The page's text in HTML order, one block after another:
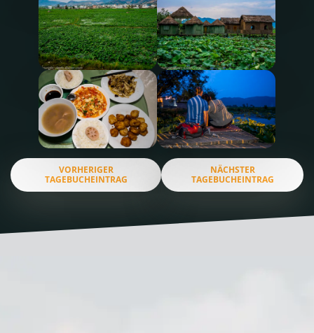
VORHERIGER
TAGEBUCHEINTRAG
NÄCHSTER
TAGEBUCHEINTRAG